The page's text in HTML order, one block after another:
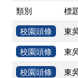
類別
標
校園頭條
東
校園頭條
東
校園頭條
東